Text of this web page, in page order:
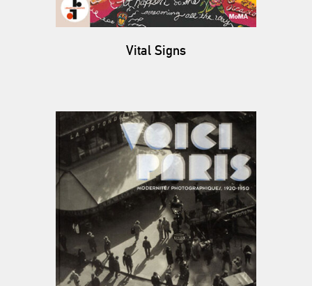
Vital Signs